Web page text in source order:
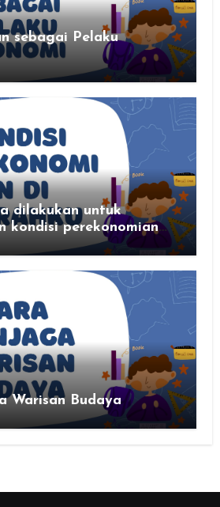
sebagai Pelaku
dilakukan untuk
kondisi perekonomian
Warisan Budaya